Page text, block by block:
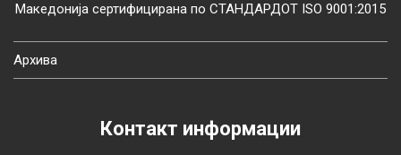
Македонија сертифицирана по СТАНДАРДОТ ISO 9001:2015
Архива
Контакт информации